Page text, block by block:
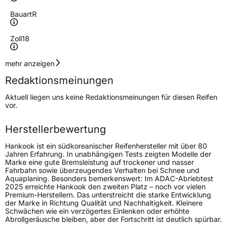
BauartR
Zoll18
Geschwindigkeitsindex
Lastindex 95
Generelle Merkmale
FahrzeugtypPKW
VerwendungSommerreifen
ModellnameVentus S1 Evo3 EV K127E
FahrzeugartPKW & SUV
mehr anzeigen
Redaktionsmeinungen
Aktuell liegen uns keine Redaktionsmeinungen für diesen Reifen
vor.
Herstellerbewertung
Hankook ist ein südkoreanischer Reifenhersteller mit über 80
Jahren Erfahrung. In unabhängigen Tests zeigten Modelle der
Marke eine gute Bremsleistung auf trockener und nasser
Fahrbahn sowie überzeugendes Verhalten bei Schnee und
Aquaplaning. Besonders bemerkenswert: Im ADAC-Abriebtest
2025 erreichte Hankook den zweiten Platz – noch vor vielen
Premium-Herstellern. Das unterstreicht die starke Entwicklung
der Marke in Richtung Qualität und Nachhaltigkeit. Kleinere
Schwächen wie ein verzögertes Einlenken oder erhöhte
Abrollgeräusche bleiben, aber der Fortschritt ist deutlich spürbar.